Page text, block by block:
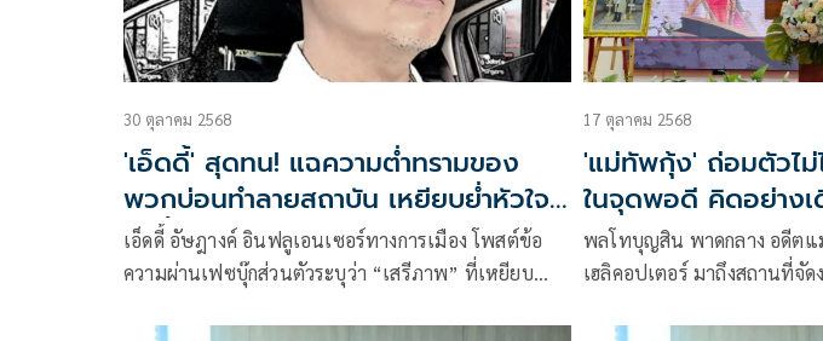
30 ตุลาคม 2568
'เอ็ดดี้' สุดทน! แฉความต่ำทรามของ
พวกบ่อนทำลายสถาบัน เหยียบย่ำหัวใจ
คนทั้งชาติ
เอ็ดดี้ อัษฎางค์ อินฟลูเอนเซอร์ทางการเมือง โพสต์ข้อ
ความผ่านเฟซบุ๊กส่วนตัวระบุว่า “เสรีภาพ” ที่เหยียบ
17 ตุลาคม 2568
'แม่ทัพกุ้ง' ถ่อมตัวไม่
ในจุดพอดี คิดอย่างเ
คืน หวังน้องๆจะทำอี
พลโทบุญสิน พาดกลาง อดีต
เฮลิคอปเตอร์ มาถึงสถานที่จัดงาน คณะครู อา